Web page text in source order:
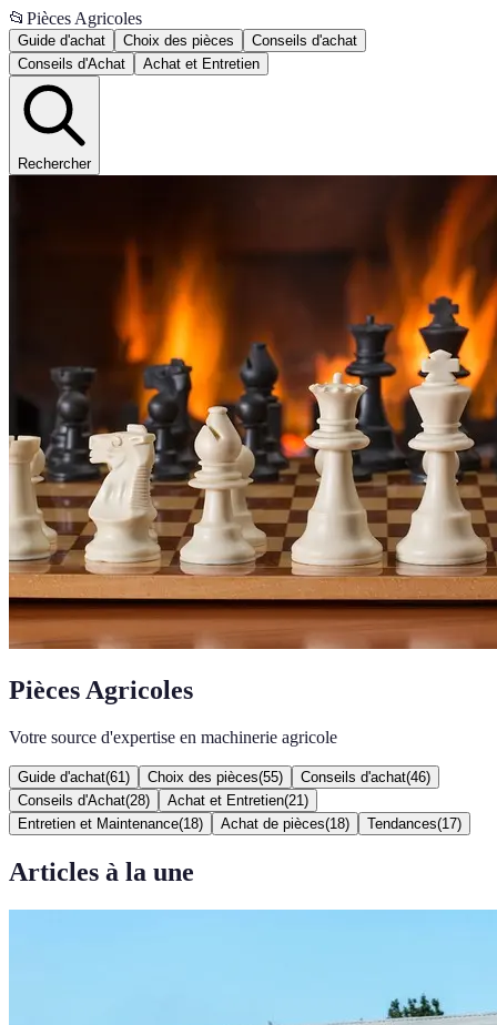
📂 Pièces Agricoles
Guide d'achat Choix des pièces
Conseils d'achat
Conseils d'Achat
Achat et Entretien
Rechercher
Pièces Agricoles
Votre source d'expertise en machinerie agricole
Guide d'achat(61 ) Choix des pièces(55) Conseils d'achat(46)
Conseils d'Achat(28) Achat et Entretien(21 )
Entretien et Maintenance(18) Achat de pièces(18) Tendances(17)
Articles à la une